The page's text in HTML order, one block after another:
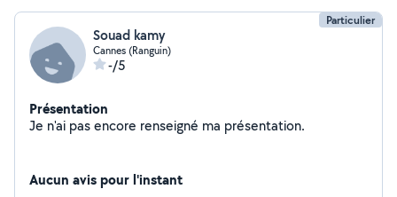
Particulier
Souad kamy
Cannes (Ranguin)
-/5
Présentation
Je n'ai pas encore renseigné ma présentation.
Aucun avis pour l'instant